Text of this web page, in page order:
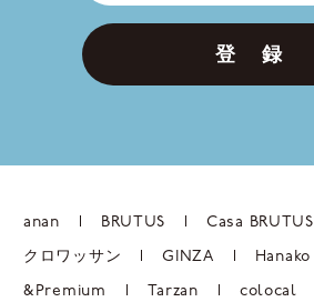
登 録
anan BRUTUS Casa BRUTUS
クロワッサン GINZA Hanako
&Premium Tarzan colocal